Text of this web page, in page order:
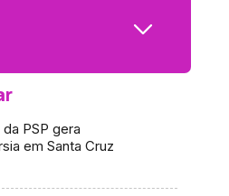
PSP gera
em Santa Cruz